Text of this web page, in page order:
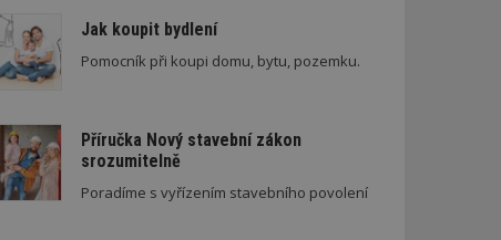
Jak koupit bydlení
Pomocník při koupi domu, bytu, pozemku.
Příručka Nový stavební zákon
srozumitelně
Poradíme s vyřízením stavebního povolení